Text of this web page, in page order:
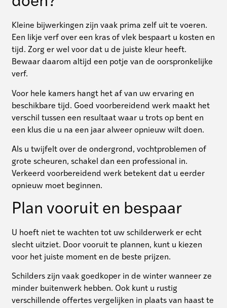
Kleine bijwerkingen zijn vaak prima zelf uit te voeren.
Een likje verf over een kras of vlek bespaart u kosten en
tijd. Zorg er wel voor dat u de juiste kleur heeft.
Bewaar daarom altijd een potje van de oorspronkelijke
verf.
Voor hele kamers hangt het af van uw ervaring en
beschikbare tijd. Goed voorbereidend werk maakt het
verschil tussen een resultaat waar u trots op bent en
een klus die u na een jaar alweer opnieuw wilt doen.
Als u twijfelt over de ondergrond, vochtproblemen of
grote scheuren, schakel dan een professional in.
Verkeerd voorbereidend werk betekent dat u eerder
opnieuw moet beginnen.
Plan vooruit en bespaar
U hoeft niet te wachten tot uw schilderwerk er echt
slecht uitziet. Door vooruit te plannen, kunt u kiezen
voor het juiste moment en de beste prijzen.
Schilders zijn vaak goedkoper in de winter wanneer ze
minder buitenwerk hebben. Ook kunt u rustig
verschillende offertes vergelijken in plaats van haast te